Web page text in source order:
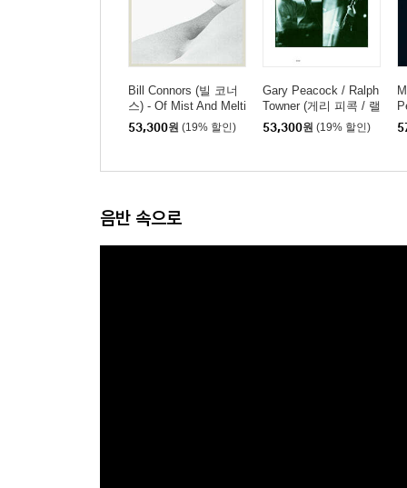
Bill Connors (빌 코너
스) - Of Mist And Melti
ng [LP]
53,300원 (19% 할인)
Gary Peacock / Ralph
Towner (게리 피콕 / 랠
프 타우너) - Oracle [L
53,300원 (19% 할인)
-
음반 속으로